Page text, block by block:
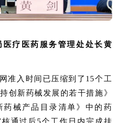
疗医药服务管理处处长黄
准入时间已压缩到了15个工
创新药械发展的若干措施》
药械产品目录清单》中的药